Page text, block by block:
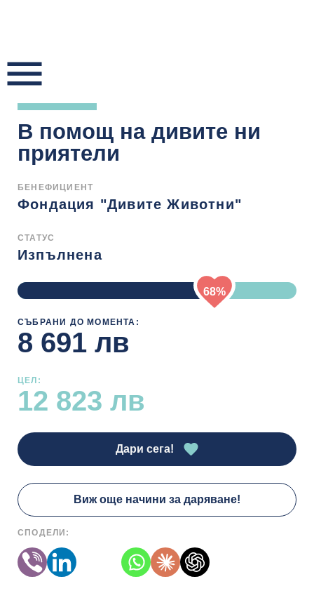
В помощ на дивите ни
приятели
БЕНЕФИЦИЕНТ
Фондация "Дивите Животни"
СТАТУС
Изпълнена
68%
СЪБРАНИ ДО МОМЕНТА:
8 691 лв
ЦЕЛ:
12 823 лв
Дари сега!
Виж още начини за даряване!
СПОДЕЛИ: